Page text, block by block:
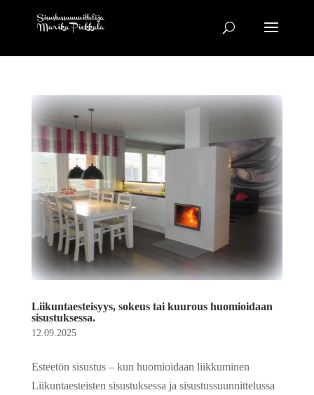
Liikuntaesteisyys, sokeus tai kuurous huomioidaan
sisustuksessa.
12.09.2025
Esteetön sisustus – kun huomioidaan liikkuminen
Liikuntaesteisten sisustuksessa ja sisustussuunnittelussa